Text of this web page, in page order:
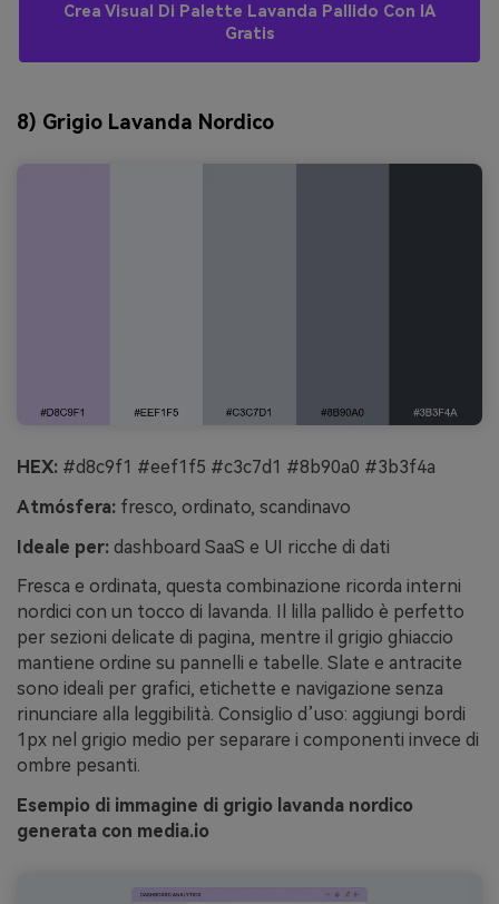
Crea Visual Di Palette Lavanda Pallido Con IA
Gratis
8) Grigio Lavanda Nordico
HEX: #d8c9f1 #eef1f5 #c3c7d1 #8b90a0 #3b3f4a
Atmósfera: fresco, ordinato, scandinavo
Ideale per: dashboard SaaS e UI ricche di dati
Fresca e ordinata, questa combinazione ricorda interni
nordici con un tocco di lavanda. Il lilla pallido è perfetto
per sezioni delicate di pagina, mentre il grigio ghiaccio
mantiene ordine su pannelli e tabelle. Slate e antracite
sono ideali per grafici, etichette e navigazione senza
rinunciare alla leggibilità. Consiglio d’uso: aggiungi bordi
1px nel grigio medio per separare i componenti invece di
ombre pesanti.
Esempio di immagine di grigio lavanda nordico
generata con media.io